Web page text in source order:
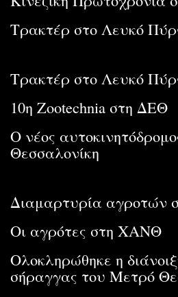
Τρακτέρ στο Λευκό
Τρακτέρ στο Λευκό
10η Zootechnia στη ΔΕΘ
O νέος
Θεσσαλονίκη
Διαμαρτυρία αγροτών
Οι αγρότες στη ΧΑΝΘ
Oλοκληρώθηκε η
σήραγγας του Μετρό